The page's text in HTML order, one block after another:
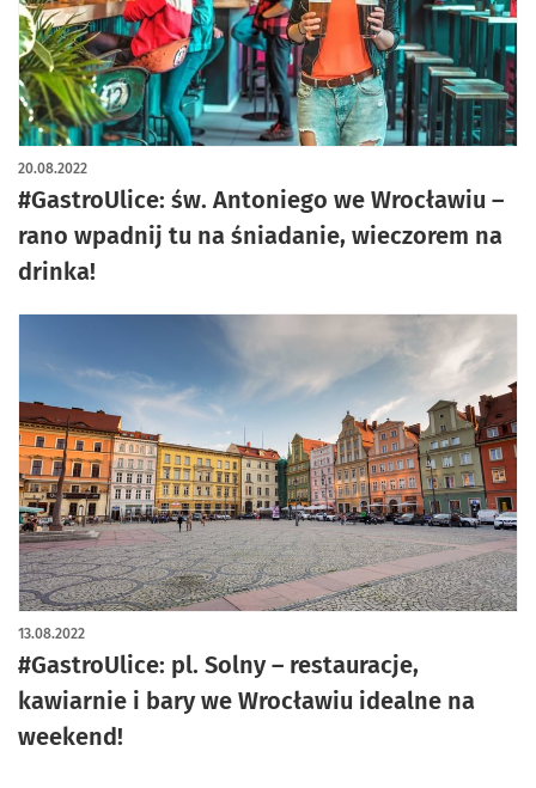
#GastroUlice: św. Antoniego we Wrocławiu –
rano wpadnij tu na śniadanie, wieczorem na
drinka!
20.08.2022
#GastroUlice: pl. Solny – restauracje,
kawiarnie i bary we Wrocławiu idealne na
weekend!
13.08.2022